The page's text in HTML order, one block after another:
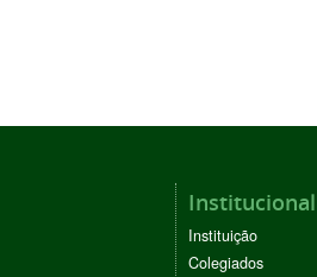
Institucional
Instituição
Colegiados